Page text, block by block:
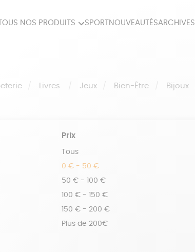
TOUS NOS PRODUITS SPORT NOUVEAUTÉSARCHIVES
Livres Jeux Bien-Être Bijoux
Prix
Tous
0 € - 50 €
50 € - 100 €
100 € - 150 €
150 € - 200 €
Plus de 200€